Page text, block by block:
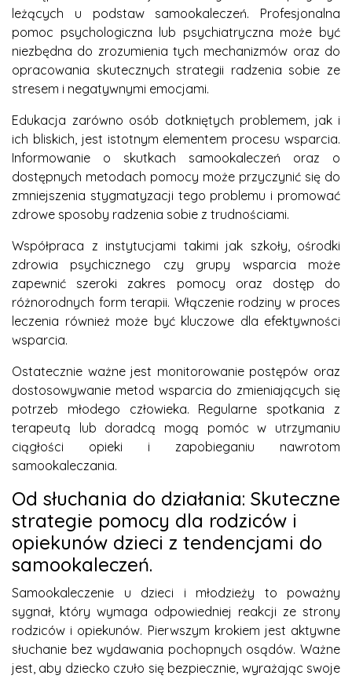
leżących u podstaw samookaleczeń. Profesjonalna
pomoc psychologiczna lub psychiatryczna może być
niezbędna do zrozumienia tych mechanizmów oraz do
opracowania skutecznych strategii radzenia sobie ze
stresem i negatywnymi emocjami.
Edukacja zarówno osób dotkniętych problemem, jak i
ich bliskich, jest istotnym elementem procesu wsparcia.
Informowanie o skutkach samookaleczeń oraz o
dostępnych metodach pomocy może przyczynić się do
zmniejszenia stygmatyzacji tego problemu i promować
zdrowe sposoby radzenia sobie z trudnościami.
Współpraca z instytucjami takimi jak szkoły, ośrodki
zdrowia psychicznego czy grupy wsparcia może
zapewnić szeroki zakres pomocy oraz dostęp do
różnorodnych form terapii. Włączenie rodziny w proces
leczenia również może być kluczowe dla efektywności
wsparcia.
Ostatecznie ważne jest monitorowanie postępów oraz
dostosowywanie metod wsparcia do zmieniających się
potrzeb młodego człowieka. Regularne spotkania z
terapeutą lub doradcą mogą pomóc w utrzymaniu
ciągłości opieki i zapobieganiu nawrotom
samookaleczania.
Od słuchania do działania: Skuteczne
strategie pomocy dla rodziców i
opiekunów dzieci z tendencjami do
samookaleczeń.
Samookaleczenie u dzieci i młodzieży to poważny
sygnał, który wymaga odpowiedniej reakcji ze strony
rodziców i opiekunów. Pierwszym krokiem jest aktywne
słuchanie bez wydawania pochopnych osądów. Ważne
jest, aby dziecko czuło się bezpiecznie, wyrażając swoje